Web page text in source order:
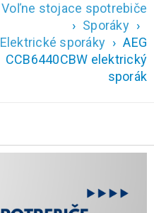
Voľne stojace spotrebiče
› Sporáky ›
Elektrické sporáky › AEG
CCB6440CBW elektrický
sporák